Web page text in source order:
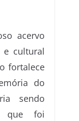
acervo
cultural
fortalece
do
sendo
que foi